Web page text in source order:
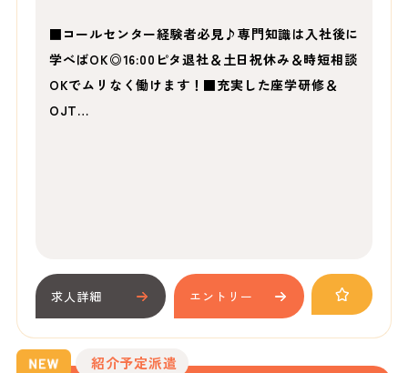
■コールセンター経験者必見♪専門知識は入社後に
学べばOK◎16:00ピタ退社＆土日祝休み＆時短相談
OKでムリなく働けます！■充実した座学研修＆
OJT…
求人詳細 エントリー
紹介予定派遣